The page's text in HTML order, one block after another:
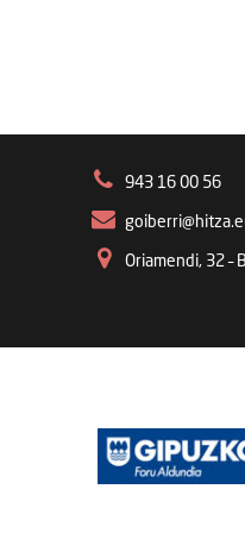
943 16 00 56
Oriamendi, 32 –